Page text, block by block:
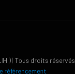
| Tous droits réservés
référencement